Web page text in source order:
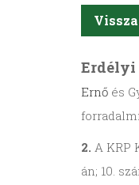
Erdélyi
Ernő és
2. A KRP
án; 10.